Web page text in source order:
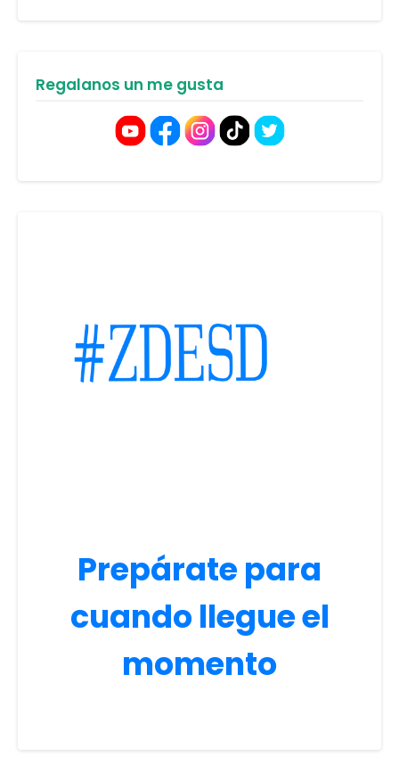
Regalanos un me gusta
Prepárate para
cuando llegue el
momento